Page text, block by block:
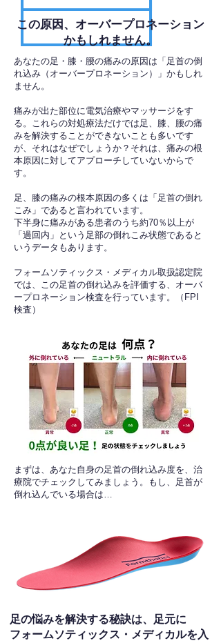
​この原因、オーバープロネーション
かもしれません。
あなたの足・膝・腰の痛みの原因は「足首の倒
れ込み（オーバープロネーション）」かもしれ
ません。
痛みが出た部位に電気治療やマッサージをす
る。これらの対処療法だけでは足、膝、腰の痛
みを解決することができないことも多いです
が、それはなぜでしょうか？それは、痛みの根
本原因に対してアプローチしていないからで
す。
足、膝の痛みの根本原因の多くは「足首の倒れ
こみ」であると言われています。
下半身に痛みがある患者のうち約70％以上が
「過回内」という足部の倒れこみ状態であると
いうデータもあります。
フォームソティックス・メディカル取扱認定院
では、この足首の倒れ込みを評価する、オーバ
ープロネーション検査を行っています。（FPI
検査）​
​まずは、あなた自身の足首の倒れ込み度を、治
療院でチェックしてみましょう。もし、足首が
倒れ込んでいる場合は…
足の悩みを解決する秘訣は、足元に
フォームソティックス・メディカルを入